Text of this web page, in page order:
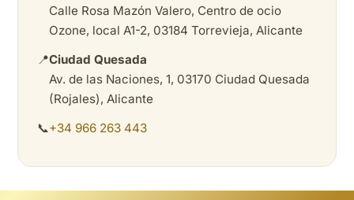
Calle Rosa Mazón Valero, Centro de ocio
Ozone, local A1-2, 03184 Torrevieja, Alicante
📍Ciudad Quesada
Av. de las Naciones, 1, 03170 Ciudad Quesada
(Rojales), Alicante
📞+34 966 263 443